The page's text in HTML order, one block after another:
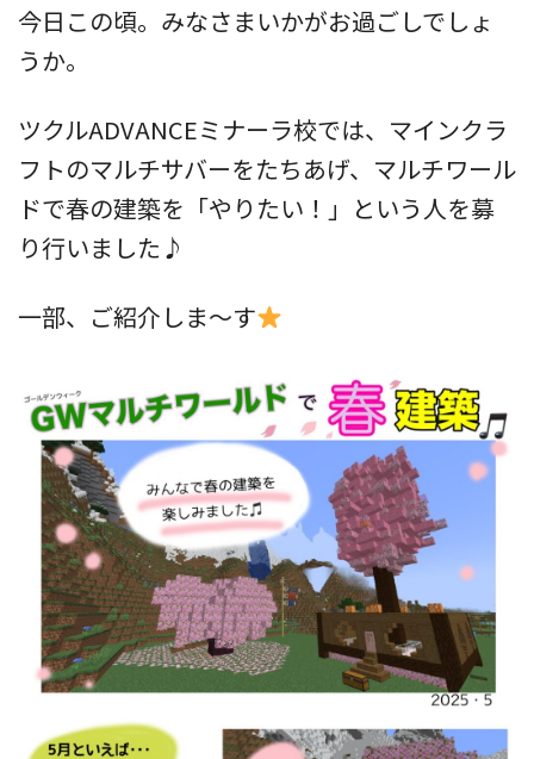
今日この頃。みなさまいかがお過ごしでしょ
うか。
ツクルADVANCEミナーラ校では、マインクラ
フトのマルチサバーをたちあげ、マルチワール
ドで春の建築を「やりたい！」という人を募
り行いました♪
一部、ご紹介しま～す